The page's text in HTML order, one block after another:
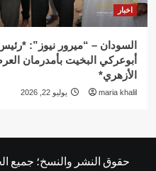
اخبار
السودان – “ميرور نيوز”:
أبوعركي البخيت بأمدرمان
الأزهري*
maria khalil يوليو 22, 2026
حقوق النشر والنسخ؛ جميع